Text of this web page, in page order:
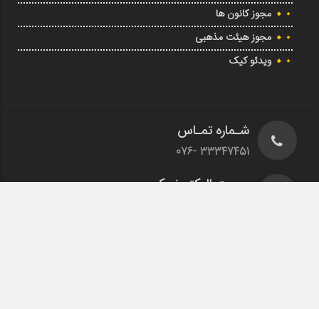
مجوز کانون ها
مجوز هیئت مذهبی
ویدئو کیک
شـماره تمـاس
33347451 -076
پسـت الـکترونیـکی